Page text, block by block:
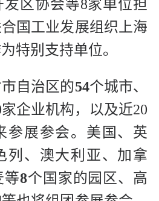
区协会等8家单位担
国工业发展组织上海
特别支持单位。
自治区的54个城市、
家企业机构，以及近20
参展参会。美国、英
列、澳大利亚、加拿
等8个国家的园区、高